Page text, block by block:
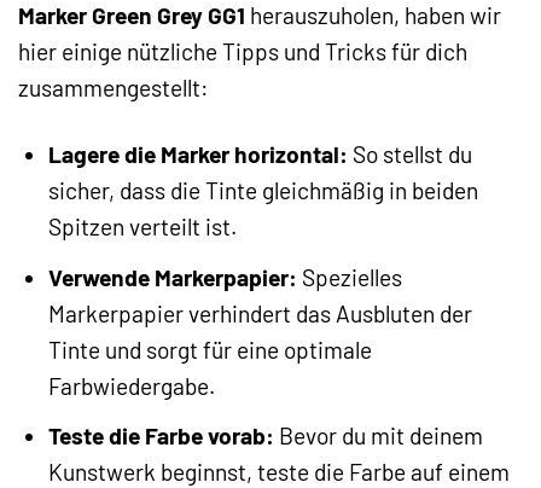
Marker Green Grey GG1 herauszuholen, haben wir
hier einige nützliche Tipps und Tricks für dich
zusammengestellt:
Lagere die Marker horizontal: So stellst du
sicher, dass die Tinte gleichmäßig in beiden
Spitzen verteilt ist.
Verwende Markerpapier: Spezielles
Markerpapier verhindert das Ausbluten der
Tinte und sorgt für eine optimale
Farbwiedergabe.
Teste die Farbe vorab: Bevor du mit deinem
Kunstwerk beginnst, teste die Farbe auf einem